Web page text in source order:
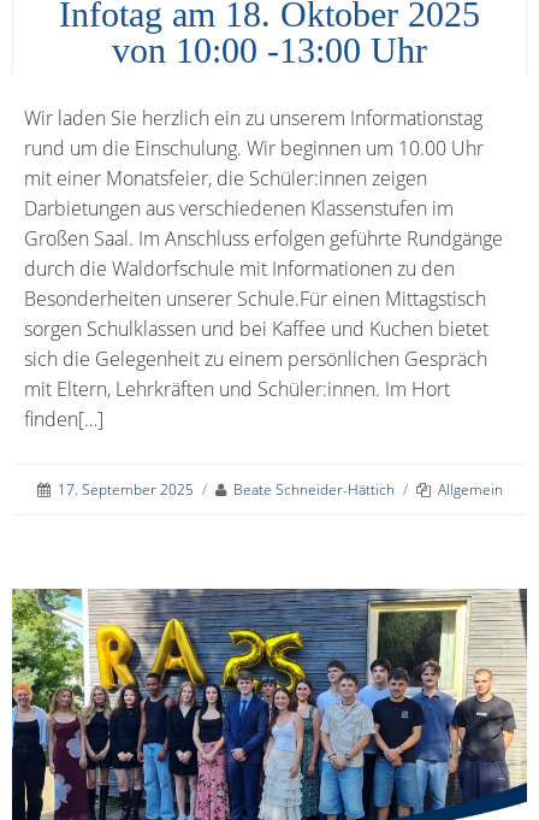
Infotag am 18. Oktober 2025
von 10:00 -13:00 Uhr
Wir laden Sie herzlich ein zu unserem Informationstag
rund um die Einschulung. Wir beginnen um 10.00 Uhr
mit einer Monatsfeier, die Schüler:innen zeigen
Darbietungen aus verschiedenen Klassenstufen im
Großen Saal. Im Anschluss erfolgen geführte Rundgänge
durch die Waldorfschule mit Informationen zu den
Besonderheiten unserer Schule.Für einen Mittagstisch
sorgen Schulklassen und bei Kaffee und Kuchen bietet
sich die Gelegenheit zu einem persönlichen Gespräch
mit Eltern, Lehrkräften und Schüler:innen. Im Hort
finden[…]
17. September 2025 / Beate Schneider-Hättich / Allgemein